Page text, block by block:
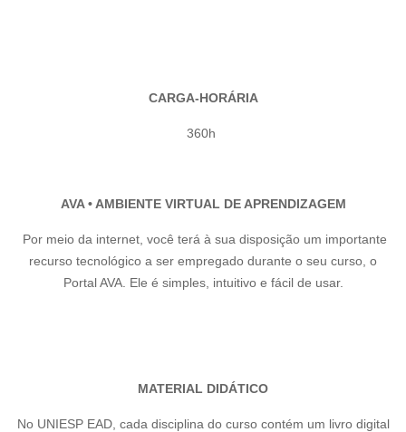
CARGA-HORÁRIA
360h
AVA • AMBIENTE VIRTUAL DE APRENDIZAGEM
Por meio da internet, você terá à sua disposição um importante
recurso tecnológico a ser empregado durante o seu curso, o
Portal AVA. Ele é simples, intuitivo e fácil de usar.
MATERIAL DIDÁTICO
No UNIESP EAD, cada disciplina do curso contém um livro digital